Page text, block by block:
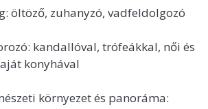
öltöző, zuhanyzó, vadfeldolgozó
kandallóval, trófeákkal, női és
konyhával
környezet és panoráma: